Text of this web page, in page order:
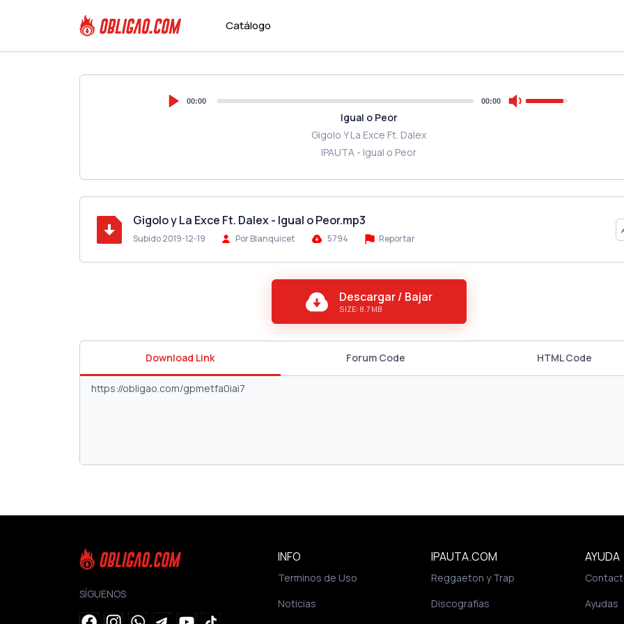
Catálogo
00:00 00:00
Igual o Peor
Gigolo Y La Exce Ft. Dalex
IPAUTA - Igual o Peor
Gigolo y La Exce Ft. Dalex - Igual o Peor.mp3
Subido 2019-12-19 Por Blanquicet 5794 Reportar
Descargar / Bajar
SIZE: 8.7 MB
Download Link Forum Code HTML Code
SÍGUENOS
INFO
Terminos de Uso
Noticias
IPAUTA.COM
Reggaeton y Trap
Discografías
AYUDA
Ayudas